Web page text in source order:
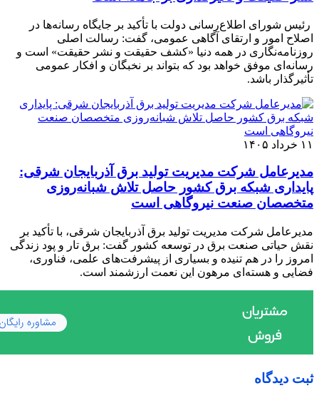
رئیس شورای اطلاع‌رسانی دولت با تأکید بر جایگاه رسانه‌ها در
اصلاح امور و ارتقای آگاهی عمومی، گفت: رسالت اصلی
روزنامه‌نگاری در همه دنیا «کشف حقیقت و نشر حقیقت» است و
رسانه‌ای موفق خواهد بود که بتواند بر نخبگان و افکار عمومی
تأثیرگذار باشد.
۱۱ خرداد ۱۴۰۵
مدیرعامل شرکت مدیریت تولید برق آذربایجان شرقی:
پایداری شبکه برق کشور حاصل تلاش شبانه‌روزی
متخصصان صنعت نیروگاهی است
مدیرعامل شرکت مدیریت تولید برق آذربایجان شرقی، با تأکید بر
نقش حیاتی صنعت برق در توسعه کشور گفت: برق تار و پود زندگی
امروز را در هم تنیده و بسیاری از پیشرفت‌های علمی، فناوری،
فضایی و هسته‌ای مرهون این نعمت ارزشمند است.
ثبت دیدگاه